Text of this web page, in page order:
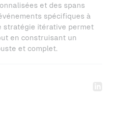
et des spans
spécifiques à
stratégie itérative permet
en construisant un
et complet.